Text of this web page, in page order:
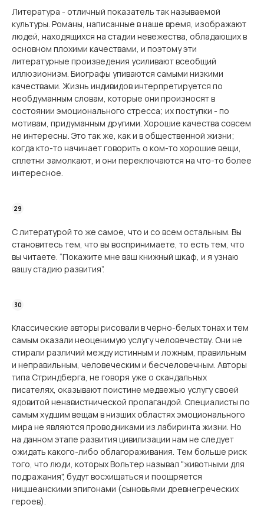
Литература - отличный показатель так называемой
культуры. Романы, написанные в наше время, изображают
людей, находящихся на стадии невежества, обладающих в
основном плохими качествами, и поэтому эти
литературные произведения усиливают всеобщий
иллюзионизм. Биографы упиваются самыми низкими
качествами. Жизнь индивидов интерпретируется по
необдуманным словам, которые они произносят в
состоянии эмоционального стресса; их поступки - по
мотивам, придуманным другими. Хорошие качества совсем
не интересны. Это так же, как и в общественной жизни;
когда кто-то начинает говорить о ком-то хорошие вещи,
сплетни замолкают, и они переключаются на что-то более
интересное.
С литературой то же самое, что и со всем остальным. Вы
становитесь тем, что вы воспринимаете, то есть тем, что
вы читаете. “Покажите мне ваш книжный шкаф, и я узнаю
вашу стадию развития”.
Классические авторы рисовали в черно-белых тонах и тем
самым оказали неоценимую услугу человечеству. Они не
стирали различий между истинным и ложным, правильным
и неправильным, человеческим и бесчеловечным. Авторы
типа Стриндберга, не говоря уже о скандальных
писателях, оказывают поистине медвежью услугу своей
ядовитой ненавистнической пропагандой. Специалисты по
самым худшим вещам в низших областях эмоционального
мира не являются проводниками из лабиринта жизни. Но
на данном этапе развития цивилизации нам не следует
ожидать какого-либо облагораживания. Тем больше риск
того, что люди, которых Вольтер называл "животными для
подражания", будут восхищаться и поощряется
ницшеанскими эпигонами (сыновьями древнегреческих
героев).